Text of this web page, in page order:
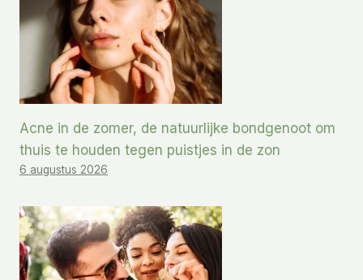
Acne in de zomer, de natuurlijke bondgenoot om
thuis te houden tegen puistjes in de zon
6 augustus 2026